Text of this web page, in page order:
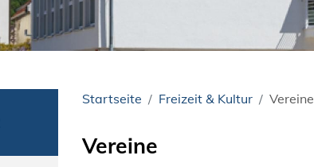
Startseite Freizeit & Kultur Vereine
Vereine